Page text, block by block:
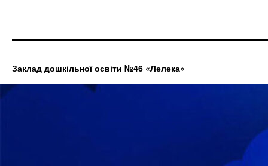
Заклад дошкільної освіти №46 «Лелека»